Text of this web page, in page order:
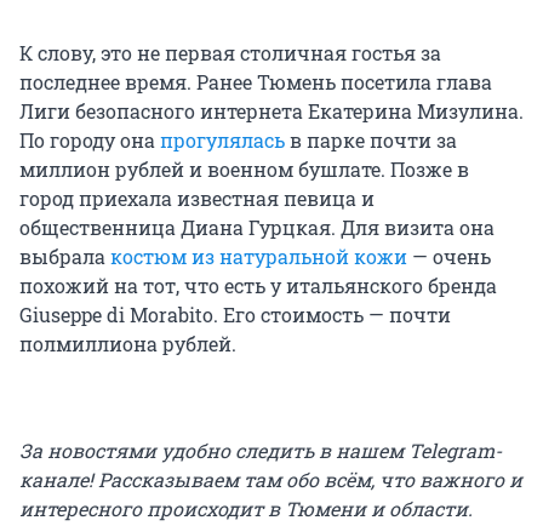
К слову, это не первая столичная гостья за
последнее время. Ранее Тюмень посетила глава
Лиги безопасного интернета Екатерина Мизулина.
По городу она прогуляласьв парке почти за
миллион рублей и военном бушлате. Позже в
город приехала известная певица и
общественница Диана Гурцкая. Для визита она
выбрала костюм из натуральной кожи — очень
похожий на тот, что есть у итальянского бренда
Giuseppe di Morabito. Его стоимость — почти
полмиллиона рублей.
За новостями удобно следить в нашем Telegram-
канале! Рассказываем там обо всём, что важного и
интересного происходит в Тюмени и области.